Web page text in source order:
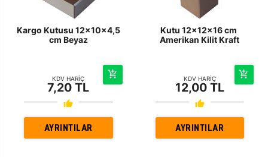
Kargo Kutusu 12x10x4,5
cm Beyaz
KDV HARİÇ
7,20 TL
AYRINTILAR
Kutu 12x12x16 cm
Amerikan Kilit Kraft
KDV HARİÇ
12,00 TL
AYRINTILAR